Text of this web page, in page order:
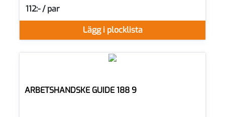
Lägg i plocklista
112:- / par
SEK per PAR
ARBETSHANDSKE GUIDE 188 9